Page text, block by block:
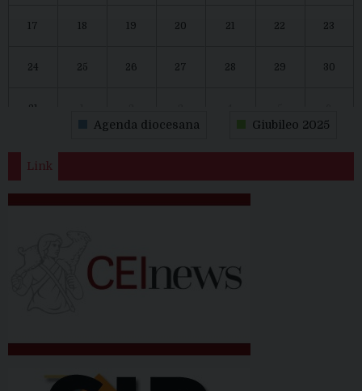
17 18 19 20 21 22 23
24 25 26 27 28 29 30
31
Agenda diocesana Giubileo 2025
Link